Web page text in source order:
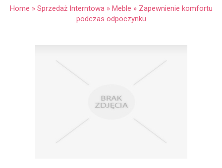
Home » Sprzedaż Interntowa» Meble » Zapewnienie komfortu
podczas odpoczynku